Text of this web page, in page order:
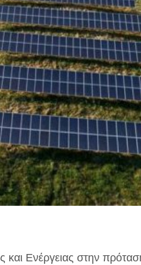
και Ενέργειας στην